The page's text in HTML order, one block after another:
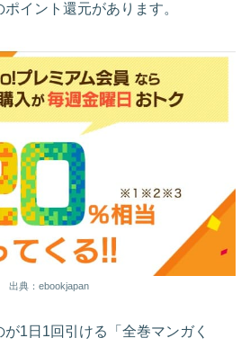
イント還元があります。
出典：ebookjapan
1日1回引ける「全巻マンガく